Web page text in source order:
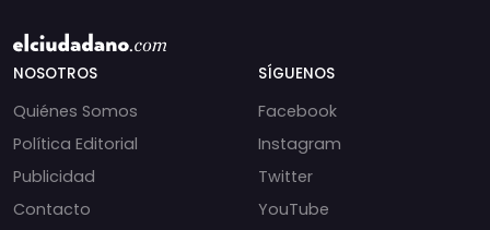
NOSOTROS
Quiénes Somos
Política Editorial
Publicidad
Contacto
SÍGUENOS
Facebook
Instagram
Twitter
YouTube